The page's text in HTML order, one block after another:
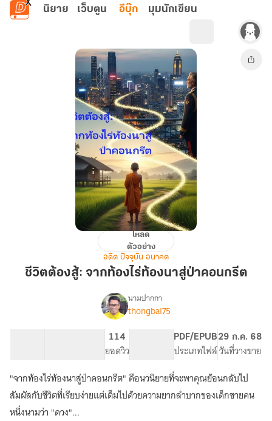
ข้ามไปยังเนื้อหาหลัก
นิยาย เว็บตูน อีบุ๊ก มุมนักเขียน
สู้:
จาก
คอนกรีต
โหลด
ตัวอย่าง
อดีต ปัจจุบัน อนาคต
ชีวิตต้องสู้: จากท้องไร่ท้องนาสู่ป่าคอนกรีต
เรื่อง
ท้อง
ไร่
ท้อง
นามปากกา
thongbai75
114
ยอดวิว
PDF/EPUB
ประเภทไฟล์
29 ก.ค. 68
วันที่วางขาย
"จากท้องไร่ท้องนาสู่ป่าคอนกรีต" คือนวนิยายที่จะพาคุณย้อนกลับไป
สัมผัสกับชีวิตที่เรียบง่ายแต่เต็มไปด้วยความยากลำบากของเด็กชายคน
หนึ่งนามว่า "ดวง"...